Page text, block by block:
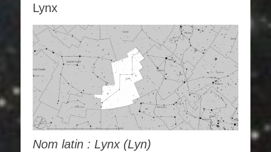
Lynx
Nom latin : Lynx (Lyn)